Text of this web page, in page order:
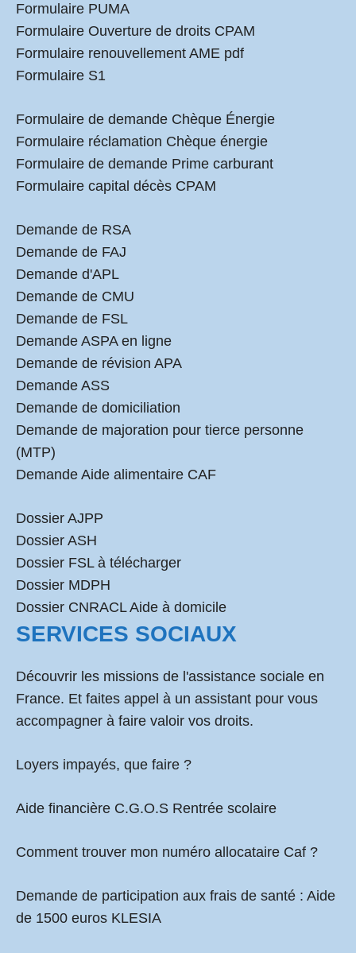
Formulaire PUMA
Formulaire Ouverture de droits CPAM
Formulaire renouvellement AME pdf
Formulaire S1
Formulaire de demande Chèque Énergie
Formulaire réclamation Chèque énergie
Formulaire de demande Prime carburant
Formulaire capital décès CPAM
Demande de RSA
Demande de FAJ
Demande d'APL
Demande de CMU
Demande de FSL
Demande ASPA en ligne
Demande de révision APA
Demande ASS
Demande de domiciliation
Demande de majoration pour tierce personne
(MTP)
Demande Aide alimentaire CAF
Dossier AJPP
Dossier ASH
Dossier FSL à télécharger
Dossier MDPH
Dossier CNRACL Aide à domicile
SERVICES SOCIAUX
Découvrir les missions de l'assistance sociale en
France. Et faites appel à un assistant pour vous
accompagner à faire valoir vos droits.
Loyers impayés, que faire ?
Aide financière C.G.O.S Rentrée scolaire
Comment trouver mon numéro allocataire Caf ?
Demande de participation aux frais de santé : Aide
de 1500 euros KLESIA